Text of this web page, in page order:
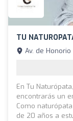
TU
Av. de
En Tu
encontrarás un
Como
de 20 años a